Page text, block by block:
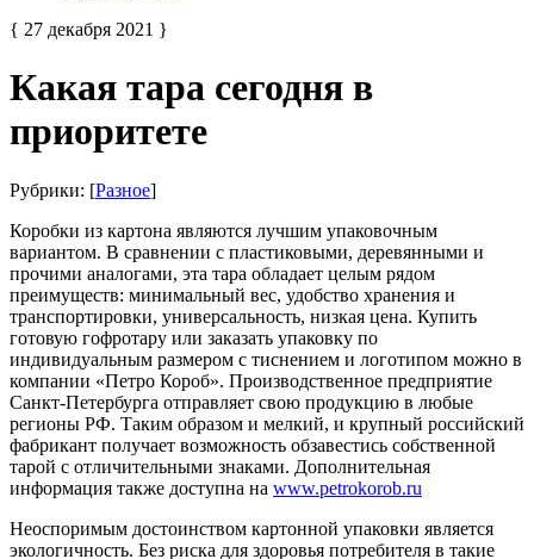
{ 27 декабря 2021 }
Какая тара сегодня в
приоритете
Рубрики: [Разное]
Коробки из картона являются лучшим упаковочным
вариантом. В сравнении с пластиковыми, деревянными и
прочими аналогами, эта тара обладает целым рядом
преимуществ: минимальный вес, удобство хранения и
транспортировки, универсальность, низкая цена. Купить
готовую гофротару или заказать упаковку по
индивидуальным размером с тиснением и логотипом можно в
компании «Петро Короб». Производственное предприятие
Санкт-Петербурга отправляет свою продукцию в любые
регионы РФ. Таким образом и мелкий, и крупный российский
фабрикант получает возможность обзавестись собственной
тарой с отличительными знаками. Дополнительная
информация также доступна на www.petrokorob.ru
Неоспоримым достоинством картонной упаковки является
экологичность. Без риска для здоровья потребителя в такие